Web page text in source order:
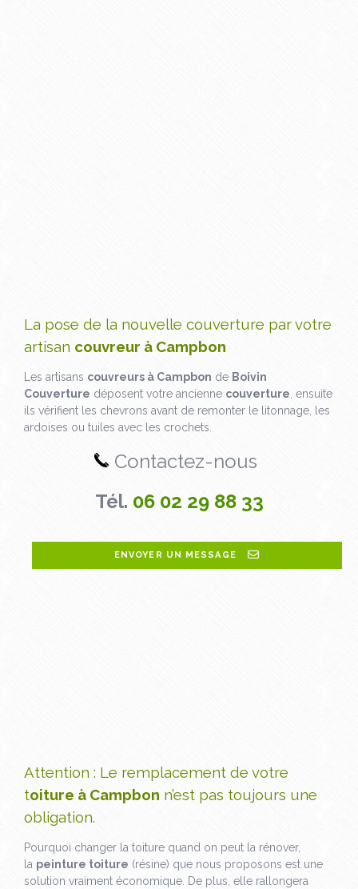
La pose de la nouvelle couverture par votre
artisan couvreur à Campbon
Les artisans couvreurs à Campbon de Boivin
Couverture déposent votre ancienne couverture , ensuite
ils vérifient les chevrons avant de remonter le litonnage, les
ardoises ou tuiles avec les crochets.
Contactez-nous
Tél. 06 02 29 88 33
ENVOYER UN MESSAGE
Attention : Le remplacement de votre
toiture à Campbon n’est pas toujours une
obligation.
Pourquoi changer la toiture quand on peut la rénover,
la peinture toiture (résine) que nous proposons est une
solution vraiment économique. De plus, elle rallongera